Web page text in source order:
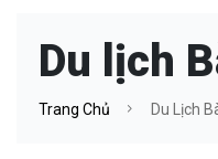
Du lịch
Trang Chủ Du Lịch